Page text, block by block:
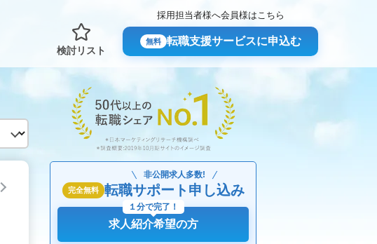
検討リスト
採用担当者様へ会員様はこちら
無料 転職支援サービスに申込む
完全無料
非公開求人多数!
転職サポート申し込み
求人紹介希望の方
１分で完了！